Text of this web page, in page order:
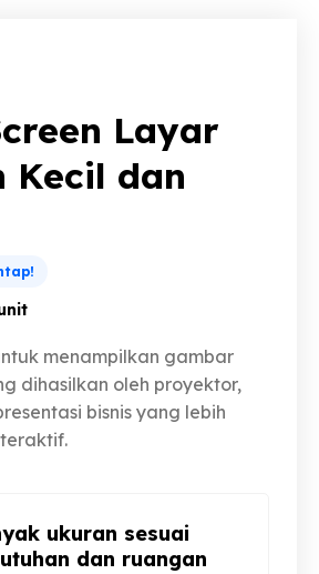
Layar
Kecil dan
menampilkan gambar
dihasilkan oleh proyektor,
bisnis yang lebih
ukuran sesuai
dan ruangan